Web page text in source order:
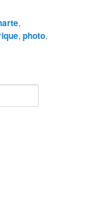
,
,photo,